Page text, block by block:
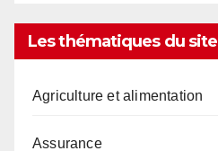
Les thématiques du site
Agriculture et alimentation
Assurance